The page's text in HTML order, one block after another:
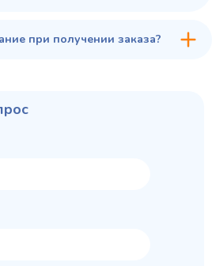
при получении заказа?